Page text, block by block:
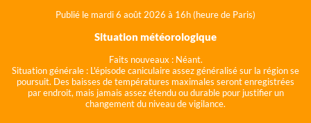
Publié le mardi 6 août 2026 à 16h (heure de Paris)
Situation météorologique
Faits nouveaux : Néant.
Situation générale : L'épisode caniculaire assez généralisé sur la région se
poursuit. Des baisses de températures maximales seront enregistrées
par endroit, mais jamais assez étendu ou durable pour justifier un
changement du niveau de vigilance.